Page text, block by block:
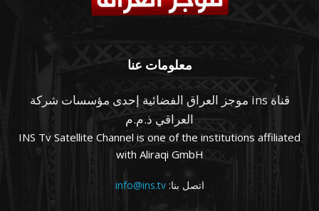
معلومات عنا
قناة ins موجز العراق الفضائية إحدى مؤسسات شركة
العراقي ذ.م.م
INS Tv Satellite Channel is one of the institutions affiliated
with Aliraqi GmbH
اتصل بنا:info@ins.tv